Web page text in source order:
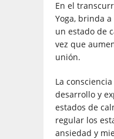
En el
Yoga, brinda
un estado de
vez que
unión.
La
desarrollo y
estados de
regular los
ansiedad y